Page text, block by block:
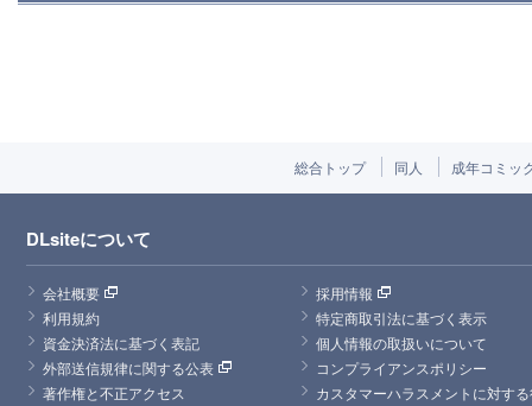
総合トップ 同人 成年コミッ
DLsiteについて
会社概要
採用情報
利用規約
特定商取引法に基づく表示
資金決済法に基づく表記
個人情報の取扱いについて
外部送信規律に関する公表
コンプライアンスポリシー
著作権と不正アクセス
カスタマーハラスメントに対す